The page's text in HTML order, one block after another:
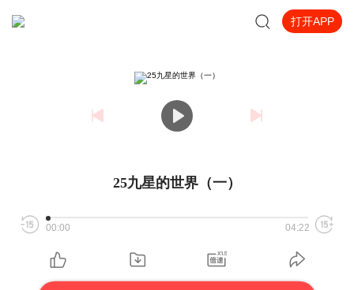
打开APP
25九星的世界（一）
00:00 04:22